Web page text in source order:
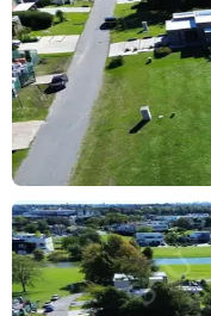
arboleda y un lago que
de estilo Francés.
La distribución fue
y ondulaciones
vistas verdes, evitando
manteniendo el 50 por
verde.
Quien elige vivir en
privado sino las